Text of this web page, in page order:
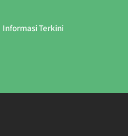
Informasi Terkini